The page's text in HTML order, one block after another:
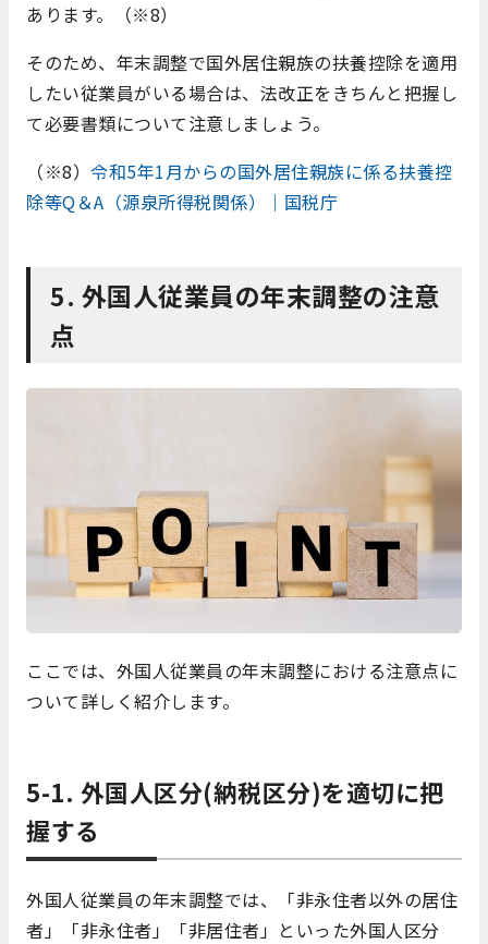
あります。（※8）
そのため、年末調整で国外居住親族の扶養控除を適用
したい従業員がいる場合は、法改正をきちんと把握し
て必要書類について注意しましょう。
（※8） 令和5年1月からの国外居住親族に係る扶養控
除等Q＆A（源泉所得税関係）｜国税庁
5. 外国人従業員の年末調整の注意
点
ここでは、外国人従業員の年末調整における注意点に
ついて詳しく紹介します。
5-1. 外国人区分(納税区分)を適切に把
握する
外国人従業員の年末調整では、「非永住者以外の居住
者」「非永住者」「非居住者」といった外国人区分